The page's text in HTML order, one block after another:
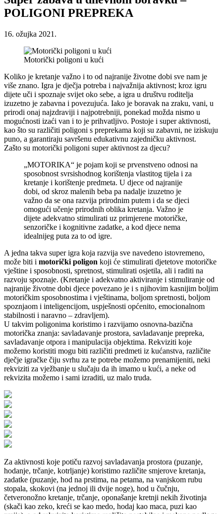
POLIGONI PREPREKA
16. ožujka 2021.
Motorički poligoni u kući
Koliko je kretanje važno i to od najranije životne dobi sve nam je
više znano. Igra je dječja potreba i najvažnija aktivnost; kroz igru
dijete uči i spoznaje svijet oko sebe, a igra u društvu roditelja
izuzetno je zabavna i povezujuća. Iako je boravak na zraku, vani, u
prirodi onaj najzdraviji i najpotrebniji, ponekad možda nismo u
mogućnosti izaći van i to je prihvatljivo. Postoje i super aktivnosti,
kao što su različiti poligoni s preprekama koji su zabavni, ne iziskuju
puno, a garantiraju savršenu edukativnu zajedničku aktivnost.
Zašto su motorički poligoni super aktivnost za djecu?
„MOTORIKA“ je pojam koji se prvenstveno odnosi na
sposobnost svrsishodnog korištenja vlastitog tijela i za
kretanje i korištenje predmeta. U djece od najranije
dobi, od skroz malenih beba pa nadalje izuzetno je
važno da se ona razvija prirodnim putem i da se djeci
omogući učenje prirodnih oblika kretanja. Važno je
dijete adekvatno stimulirati uz primjerene motoričke,
senzoričke i kognitivne zadatke, a kod djece nema
idealnijeg puta za to od igre.
A jedna takva super igra koja razvija sve navedeno istovremeno,
može biti i motorički poligon koji će stimulirati djetetove motoričke
vještine i sposobnosti, spretnost, stimulirati osjetila, ali i raditi na
razvoju spoznaje. (Kretanje i adekvatno aktiviranje i stimuliranje od
najranije životne dobi djece povezano je i s njihovim kasnijim boljim
motoričkim sposobnostima i vještinama, boljom spretnosti, boljom
spoznjaom i inteligencijom, uspješnosti općenito, emocionalnom
stabilnosti i naravno – zdravljem).
U takvim poligonima koristimo i razvijamo osnovna-bazična
motorička znanja: savladavanje prostora, savladavanje prepreka,
savladavanje otpora i manipulacija objektima. Rekviziti koje
možemo koristiti mogu biti različiti predmeti iz kućanstva, različite
dječje igračke čiju svrhu za te potrebe možemo prenamijeniti, neki
rekviziti za vježbanje u slučaju da ih imamo u kući, a neke od
rekvizita možemo i sami izraditi, uz malo truda.
Za aktivnosti koje potiču razvoj savladavanja prostora (puzanje,
hodanje, trčanje, kotrljanje) koristimo različite smjerove kretanja,
zadatke (puzanje, hod na prstima, na petama, na vanjskom rubu
stopala, skokovi (na jednoj ili dvije noge), hod u čučnju,
četveronožno kretanje, trčanje, oponašanje kretnji nekih životinja
(skači kao zeko, kreći se kao medo, hodaj kao maca, puzi kao